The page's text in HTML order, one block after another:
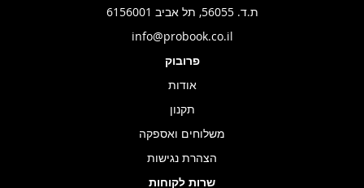
ת.ד. 56055, תל אביב 6156001
info@probook.co.il
פרובוק
אודות
תקנון
משלוחים ואספקה
הצהרת נגישות
שרות לקוחות